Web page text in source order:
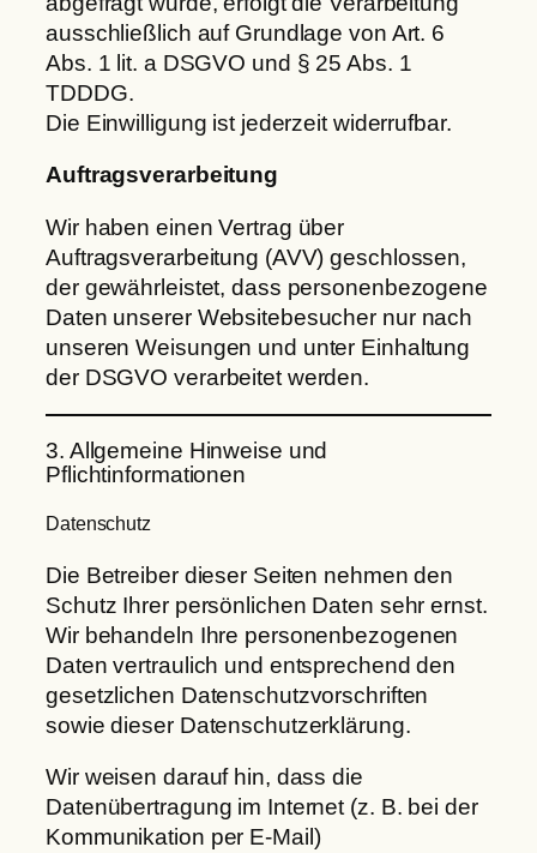
ausschließlich auf Grundlage von Art. 6
Abs. 1 lit. a DSGVO und § 25 Abs. 1
TDDDG.
Die Einwilligung ist jederzeit widerrufbar.
Auftragsverarbeitung
Wir haben einen Vertrag über
Auftragsverarbeitung (AVV) geschlossen,
der gewährleistet, dass personenbezogene
Daten unserer Websitebesucher nur nach
unseren Weisungen und unter Einhaltung
der DSGVO verarbeitet werden.
3. Allgemeine Hinweise und
Pflichtinformationen
Datenschutz
Die Betreiber dieser Seiten nehmen den
Schutz Ihrer persönlichen Daten sehr ernst.
Wir behandeln Ihre personenbezogenen
Daten vertraulich und entsprechend den
gesetzlichen Datenschutzvorschriften
sowie dieser Datenschutzerklärung.
Wir weisen darauf hin, dass die
Datenübertragung im Internet (z. B. bei der
Kommunikation per E-Mail)